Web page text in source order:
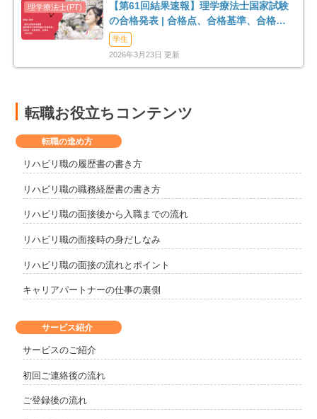
【第61回結果速報】理学療法士国家試験
の合格発表 | 合格点、合格基準、合格率
（2026年）
学生
2026年3月23日 更新
転職お役立ちコンテンツ
サービス紹介
サービスのご紹介
初回ご連絡後の流れ
ご登録後の流れ
転職の進め方
リハビリ職の履歴書の書き方
リハビリ職の職務経歴書の書き方
リハビリ職の面接後から入職までの流れ
リハビリ職の面接時の身だしなみ
リハビリ職の面接の流れとポイント
キャリアパートナーの仕事の裏側